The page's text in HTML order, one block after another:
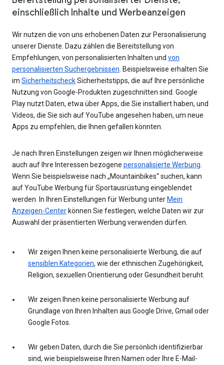
einschließlich Inhalte und Werbeanzeigen
Wir nutzen die von uns erhobenen Daten zur Personalisierung
unserer Dienste. Dazu zählen die Bereitstellung von
Empfehlungen, von personalisierten Inhalten und von
personalisierten Suchergebnissen . Beispielsweise erhalten Sie
im SicherheitscheckSicherheitstipps, die auf Ihre persönliche
Nutzung von Google-Produkten zugeschnitten sind. Google
Play nutzt Daten, etwa über Apps, die Sie installiert haben, und
Videos, die Sie sich auf YouTube angesehen haben, um neue
Apps zu empfehlen, die Ihnen gefallen könnten.
Je nach Ihren Einstellungen zeigen wir Ihnen möglicherweise
auch auf Ihre Interessen bezogene personalisierte Werbung
Wenn Sie beispielsweise nach „Mountainbikes“ suchen, kann
auf YouTube Werbung für Sportausrüstung eingeblendet
werden. In Ihren Einstellungen für Werbung unter Mein
Anzeigen-Center können Sie festlegen, welche Daten wir zur
Auswahl der präsentierten Werbung verwenden dürfen.
Wir zeigen Ihnen keine personalisierte Werbung, die auf
sensiblen Kategorien, wie der ethnischen Zugehörigkeit,
Religion, sexuellen Orientierung oder Gesundheit beruht.
Wir zeigen Ihnen keine personalisierte Werbung auf
Grundlage von Ihren Inhalten aus Google Drive, Gmail oder
Google Fotos.
Wir geben Daten, durch die Sie persönlich identifizierbar
sind, wie beispielsweise Ihren Namen oder Ihre E-Mail-